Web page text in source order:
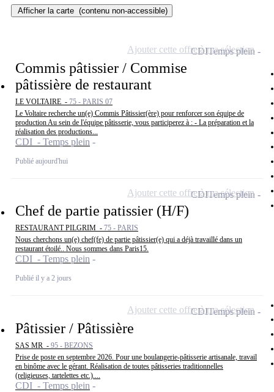
Afficher la carte (contenu non-accessible)
Commis pâtissier / Commise
pâtissière de restaurant
LE VOLTAIRE - 75 - PARIS 07
Le Voltaire recherche un(e) Commis Pâtissier(ère) pour renforcer son équipe de
production Au sein de l'équipe pâtisserie, vous participerez à : - La préparation et la
réalisation des productions...
CDI - Temps plein
Publié aujourd'hui
CDITemps plein
Ajouter cette offre à ma sélection
Chef de partie patissier (H/F)
RESTAURANT PILGRIM - 75 - PARIS
Nous cherchons un(e) chef(fe) de partie pâtissier(e) qui a déjà travaillé dans un
restaurant étoilé.. Nous sommes dans Paris15.
CDI - Temps plein
Publié il y a 2 jours
CDITemps plein
Ajouter cette offre à ma sélection
Pâtissier / Pâtissière
SAS MR - 95 - BEZONS
Prise de poste en septembre 2026. Pour une boulangerie-pâtisserie artisanale, travail
en binôme avec le gérant. Réalisation de toutes pâtisseries traditionnelles
(religieuses, tartelettes etc.)....
CDI - Temps plein
CDITemps plein
Ajouter cette offre à ma sélection